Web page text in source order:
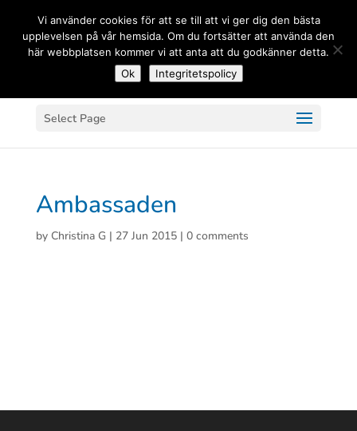
Select Page
Ambassaden
by Christina G | 27 Jun 2015| 0 comments
Vi använder cookies för att se till att vi ger dig den bästa
upplevelsen på vår hemsida. Om du fortsätter att använda den
här webbplatsen kommer vi att anta att du godkänner detta.
Ok
Integritetspolicy